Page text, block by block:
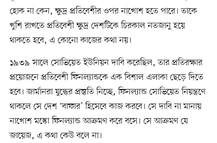
হোক না কেন, ক্ষুদ্র প্রতিবেশীর ওপর নাখোশ হতে পারে। তাকে
খুশি রাখতে প্রতিবেশী ক্ষুদ্র দেশটিকে চিরকাল নতজানু হয়ে
থাকতে হবে, এ কোনো কাজের কথা নয়।
১৯৩৯ সালে সোভিয়েত ইউনিয়ন দাবি করেছিল, তার প্রতিরক্ষার
প্রয়োজনে প্রতিবেশী ফিনল্যান্ডকে এক বিশাল এলাকা ছেড়ে দিতে
হবে। জার্মানরা যুদ্ধের প্রস্তুতি নিচ্ছে, ফিনল্যান্ড সোভিয়েত নিয়ন্ত্রণে
থাকলে সে দেশ ‘বাফার’ হিসেবে কাজ করবে। সে দাবি না মানায়
নাখোশ মস্কো ফিনল্যান্ড আক্রমণ করে বসে। সে আক্রমণ যে
জায়েজ, এ কথা কেউ বলে না।